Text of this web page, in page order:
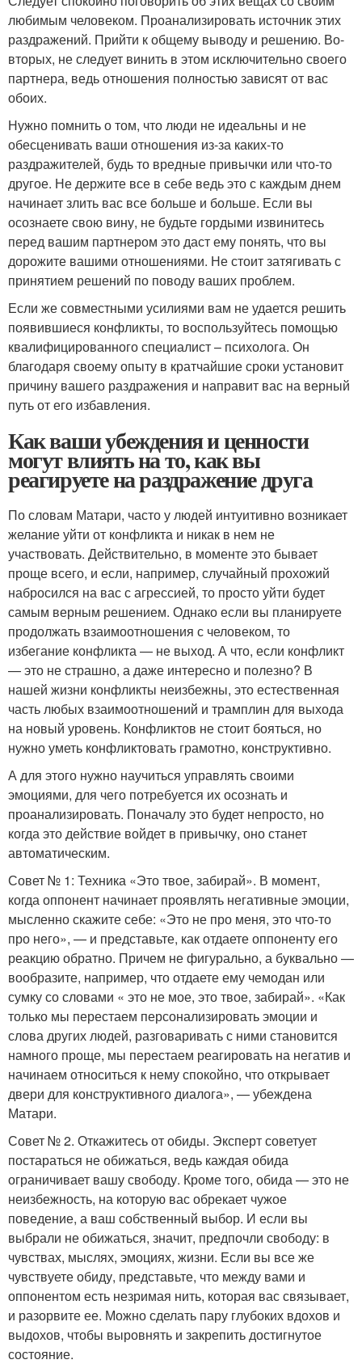
любимым человеком. Проанализировать источник этих
раздражений. Прийти к общему выводу и решению. Во-
вторых, не следует винить в этом исключительно своего
партнера, ведь отношения полностью зависят от вас
обоих.
Нужно помнить о том, что люди не идеальны и не
обесценивать ваши отношения из-за каких-то
раздражителей, будь то вредные привычки или что-то
другое. Не держите все в себе ведь это с каждым днем
начинает злить вас все больше и больше. Если вы
осознаете свою вину, не будьте гордыми извинитесь
перед вашим партнером это даст ему понять, что вы
дорожите вашими отношениями. Не стоит затягивать с
принятием решений по поводу ваших проблем.
Если же совместными усилиями вам не удается решить
появившиеся конфликты, то воспользуйтесь помощью
квалифицированного специалист – психолога. Он
благодаря своему опыту в кратчайшие сроки установит
причину вашего раздражения и направит вас на верный
путь от его избавления.
Как ваши убеждения и ценности
могут влиять на то, как вы
реагируете на раздражение друга
По словам Матари, часто у людей интуитивно возникает
желание уйти от конфликта и никак в нем не
участвовать. Действительно, в моменте это бывает
проще всего, и если, например, случайный прохожий
набросился на вас с агрессией, то просто уйти будет
самым верным решением. Однако если вы планируете
продолжать взаимоотношения с человеком, то
избегание конфликта — не выход. А что, если конфликт
— это не страшно, а даже интересно и полезно? В
нашей жизни конфликты неизбежны, это естественная
часть любых взаимоотношений и трамплин для выхода
на новый уровень. Конфликтов не стоит бояться, но
нужно уметь конфликтовать грамотно, конструктивно.
А для этого нужно научиться управлять своими
эмоциями, для чего потребуется их осознать и
проанализировать. Поначалу это будет непросто, но
когда это действие войдет в привычку, оно станет
автоматическим.
Совет № 1: Техника «Это твое, забирай». В момент,
когда оппонент начинает проявлять негативные эмоции,
мысленно скажите себе: «Это не про меня, это что-то
про него», — и представьте, как отдаете оппоненту его
реакцию обратно. Причем не фигурально, а буквально —
вообразите, например, что отдаете ему чемодан или
сумку со словами « это не мое, это твое, забирай». «Как
только мы перестаем персонализировать эмоции и
слова других людей, разговаривать с ними становится
намного проще, мы перестаем реагировать на негатив и
начинаем относиться к нему спокойно, что открывает
двери для конструктивного диалога», — убеждена
Матари.
Совет № 2. Откажитесь от обиды. Эксперт советует
постараться не обижаться, ведь каждая обида
ограничивает вашу свободу. Кроме того, обида — это не
неизбежность, на которую вас обрекает чужое
поведение, а ваш собственный выбор. И если вы
выбрали не обижаться, значит, предпочли свободу: в
чувствах, мыслях, эмоциях, жизни. Если вы все же
чувствуете обиду, представьте, что между вами и
оппонентом есть незримая нить, которая вас связывает,
и разорвите ее. Можно сделать пару глубоких вдохов и
выдохов, чтобы выровнять и закрепить достигнутое
состояние.